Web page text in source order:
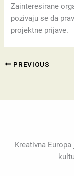
Zainteresirane
pozivaju se da
projektne prijave.
PREVIOUS
Kreativna